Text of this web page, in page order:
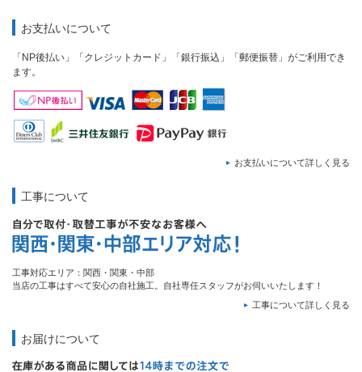
お支払いについて
「NP後払い」「クレジットカード」「銀行振込」「郵便振替」がご利用でき
ます。
お支払いについて詳しく見る
工事について
工事対応エリア：関西・関東・中部
当店の工事はすべて安心の自社施工。自社専任スタッフがお伺いいたします！
工事について詳しく見る
お届けについて